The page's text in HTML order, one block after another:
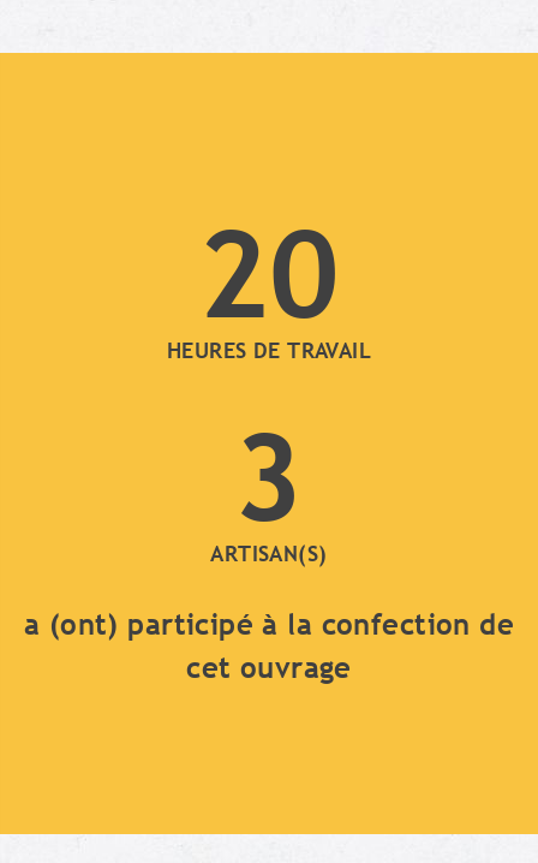
20
HEURES DE TRAVAIL
3
ARTISAN(S)
a (ont) participé à la confection de
cet ouvrage